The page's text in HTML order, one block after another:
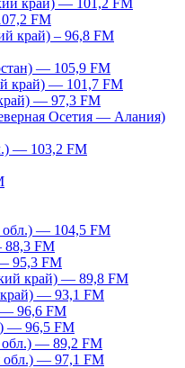
край) — 101,2 FM
FM
край) – 96,8 FM
— 105,9 FM
край) — 101,7 FM
— 97,3 FM
Осетия — Алания)
— 103,2 FM
— 104,5 FM
88,3 FM
95,3 FM
край) — 89,8 FM
— 93,1 FM
— 96,6 FM
— 96,5 FM
обл.) — 89,2 FM
обл.) — 97,1 FM